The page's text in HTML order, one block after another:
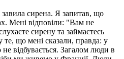
сирена. Я запитав, що
Мені відповіли: "Вам не
сирену та займаєтесь
що мені сказали, правда: у
не відбувається. Загалом люди в